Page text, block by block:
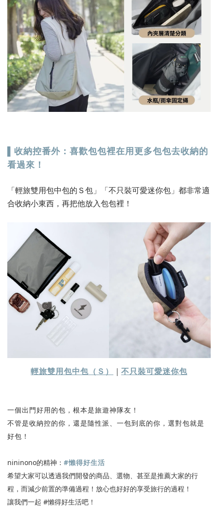
▌收納控番外：喜歡包包裡在用更多包包去收納的
看過來！
「輕旅雙用包中包的Ｓ包」「不只裝可愛迷你包」都非常適
合收納小東西，再把他放入包包裡！
輕旅雙用包中包（Ｓ） ｜ 不只裝可愛迷你包
一個出門好用的包，根本是旅遊神隊友！
不管是收納控的你，還是隨性派、一包到底的你，選對包就是
好包！
nininono的精神： #懶得好生活
希望大家可以透過我們開發的商品、選物、甚至是推薦大家的行
程，而減少前置的準備過程！放心也好好的享受旅行的過程！
讓我們一起 #懶得好生活吧！